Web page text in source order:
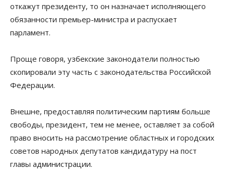
откажут президенту, то он назначает исполняющего
обязанности премьер-министра и распускает
парламент.
Проще говоря, узбекские законодатели полностью
скопировали эту часть с законодательства Российской
Федерации.
Внешне, предоставляя политическим партиям больше
свободы, президент, тем не менее, оставляет за собой
право вносить на рассмотрение областных и городских
советов народных депутатов кандидатуру на пост
главы администрации.